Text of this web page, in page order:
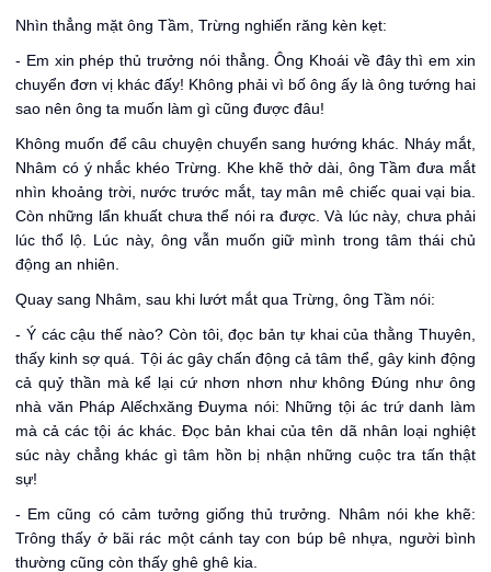
Nhìn thẳng mặt ông Tầm, Trừng nghiến răng kèn kẹt:
- Em xin phép thủ trưởng nói thẳng. Ông Khoái về đây thì em xin
chuyển đơn vị khác đấy! Không phải vì bố ông ấy là ông tướng hai
sao nên ông ta muốn làm gì cũng được đâu!
Không muốn để câu chuyện chuyển sang hướng khác. Nháy mắt,
Nhâm có ý nhắc khéo Trừng. Khe khẽ thở dài, ông Tầm đưa mắt
nhìn khoảng trời, nước trước mắt, tay mân mê chiếc quai vại bia.
Còn những lẩn khuất chưa thể nói ra được. Và lúc này, chưa phải
lúc thổ lộ. Lúc này, ông vẫn muốn giữ mình trong tâm thái chủ
động an nhiên.
Quay sang Nhâm, sau khi lướt mắt qua Trừng, ông Tầm nói:
- Ý các cậu thế nào? Còn tôi, đọc bản tự khai của thằng Thuyên,
thấy kinh sợ quá. Tội ác gây chấn động cả tâm thể, gây kinh động
cả quỷ thần mà kể lại cứ nhơn nhơn như không Đúng như ông
nhà văn Pháp Alếchxăng Đuyma nói: Những tội ác trứ danh làm
mà cả các tội ác khác. Đọc bản khai của tên dã nhân loại nghiệt
súc này chẳng khác gì tâm hồn bị nhận những cuộc tra tấn thật
sự!
- Em cũng có cảm tưởng giống thủ trưởng. Nhâm nói khe khẽ:
Trông thấy ở bãi rác một cánh tay con búp bê nhựa, người bình
thường cũng còn thấy ghê ghê kia.